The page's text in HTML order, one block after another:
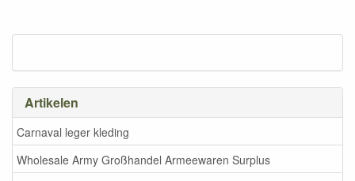
Artikelen
Carnaval leger kleding
Wholesale Army Großhandel Armeewaren Surplus